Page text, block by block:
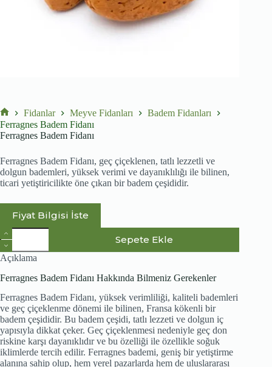
No
title
Fidanlar Meyve Fidanları
Badem Fidanları
Ferragnes Badem Fidanı
Ferragnes Badem Fidanı
Ferragnes Badem Fidanı, geç çiçeklenen, tatlı lezzetli ve
dolgun bademleri, yüksek verimi ve dayanıklılığı ile bilinen,
ticari yetiştiricilikte öne çıkan bir badem çeşididir.
Fiyat Bilgisi İste
Ferragnes
Badem
Fidanı
adet
Sepete Ekle
Açıklama
Ferragnes Badem Fidanı Hakkında Bilmeniz Gerekenler
Ferragnes Badem Fidanı, yüksek verimliliği, kaliteli bademleri
ve geç çiçeklenme dönemi ile bilinen, Fransa kökenli bir
badem çeşididir. Bu badem çeşidi, tatlı lezzeti ve dolgun iç
yapısıyla dikkat çeker. Geç çiçeklenmesi nedeniyle geç don
riskine karşı dayanıklıdır ve bu özelliği ile özellikle soğuk
iklimlerde tercih edilir. Ferragnes bademi, geniş bir yetiştirme
alanına sahip olup, hem yerel pazarlarda hem de uluslararası